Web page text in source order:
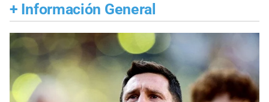
+ Información General